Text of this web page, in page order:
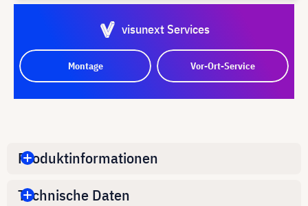
visunext Services
Montage Vor-Ort-Service
Produktinformationen
Technische Daten